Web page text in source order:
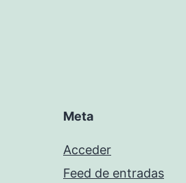
Meta
Acceder
Feed de entradas